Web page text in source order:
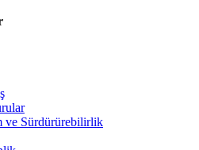
ve Sürdürürebilirlik